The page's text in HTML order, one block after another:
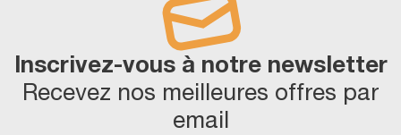
Inscrivez-vous à notre newsletter
Recevez nos meilleures offres par
email